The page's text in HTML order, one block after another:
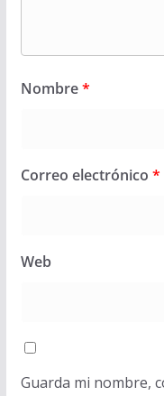
Nombre*
Correo electrónico *
Web
Guarda mi nombre,